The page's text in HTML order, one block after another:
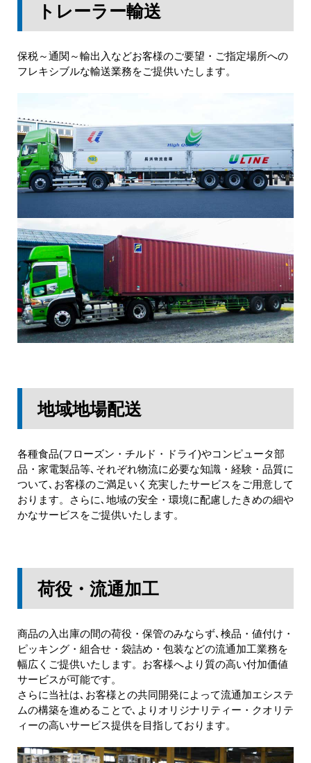
トレーラー輸送
保税～通関～輸出入などお客様のご要望・ご指定場所への
フレキシブルな輸送業務をご提供いたします。
地域地場配送
各種食品(フローズン・チルド・ドライ)やコンピュータ部
品・家電製品等､それぞれ物流に必要な知識・経験・品質に
ついて､お客様のご満足いく充実したサービスをご用意して
おります。さらに､地域の安全・環境に配慮したきめの細や
かなサービスをご提供いたします。
荷役・流通加工
商品の入出庫の間の荷役・保管のみならず､検品・値付け・
ピッキング・組合せ・袋詰め・包装などの流通加工業務を
幅広くご提供いたします。お客様へより質の高い付加価値
サービスが可能です。
さらに当社は､お客様との共同開発によって流通加エシステ
ムの構築を進めることで､よりオリジナリティー・クオリテ
ィーの高いサービス提供を目指しております。